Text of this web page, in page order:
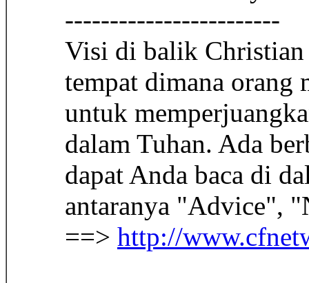
------------------------
Visi di balik Christian
tempat dimana orang
untuk
dalam Tuhan. Ada
dapat Anda baca di
antaranya "Advice",
==> http://